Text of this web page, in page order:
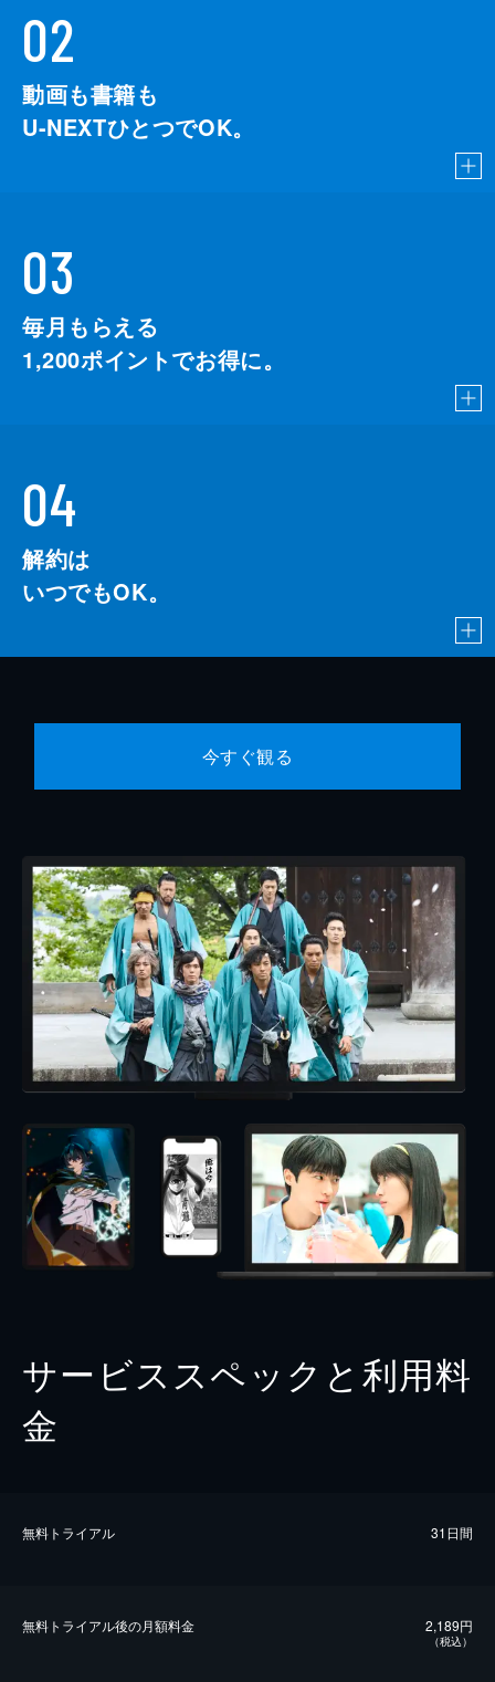
02
動画も書籍も
U-NEXTひとつでOK。
03
毎月もらえる
1,200ポイントでお得に。
04
解約は
いつでもOK。
今すぐ観る
サービススペックと利用料
金
無料トライアル 31日間
無料トライアル後の⽉額料金 2,189円
（税込）